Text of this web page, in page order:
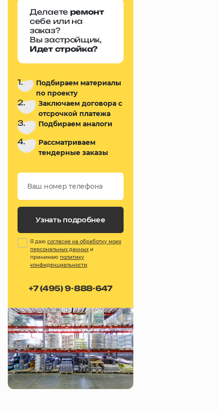
Делаете ремонт
себе или на
заказ?
Вы застройщик,
Идет стройка?
1.
Подбираем материалы
по проекту
2.
Заключаем договора с
отсрочкой платежа
3. Подбираем аналоги
4.
Рассматриваем
тендерные заказы
Узнать подробнее
Я даю согласие на обработку моих
персональных данных и
принимаю политику
конфиденциальности.
+7 (495) 9-888-647